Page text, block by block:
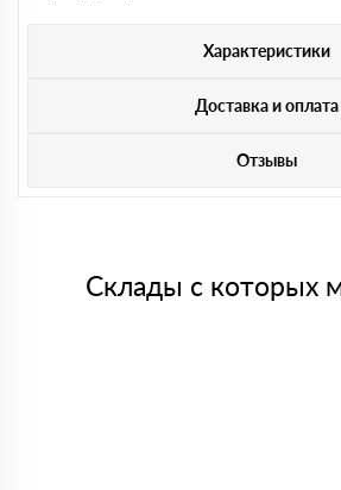
Характеристики
Доставка и оплата
Отзывы
Склады с которых